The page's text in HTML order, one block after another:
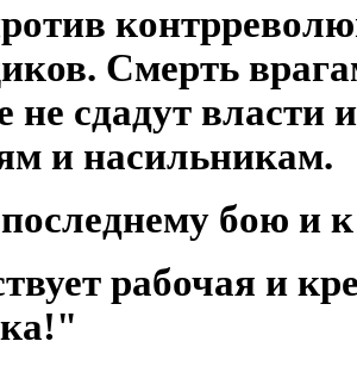
Смерть
не сдадут власти
и насильникам.
бою и
рабочая и